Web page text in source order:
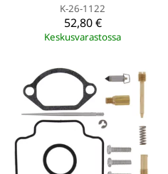
K-26-1122
52,80 €
Keskusvarastossa